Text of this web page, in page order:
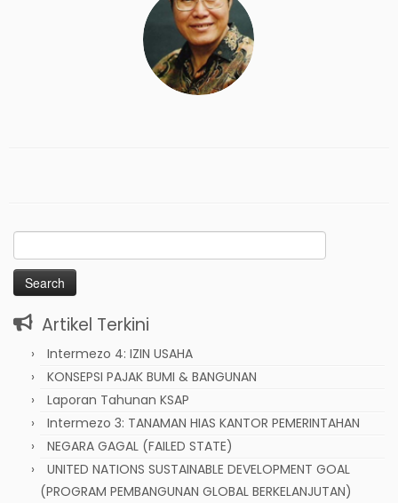
Search
for:
Artikel Terkini
Intermezo 4: IZIN USAHA
KONSEPSI PAJAK BUMI & BANGUNAN
Laporan Tahunan KSAP
Intermezo 3: TANAMAN HIAS KANTOR PEMERINTAHAN
NEGARA GAGAL (FAILED STATE)
UNITED NATIONS SUSTAINABLE DEVELOPMENT GOAL
(PROGRAM PEMBANGUNAN GLOBAL BERKELANJUTAN)